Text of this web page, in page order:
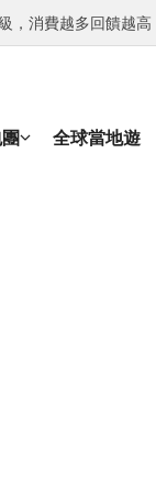
消費越多回饋越高
全球當地遊